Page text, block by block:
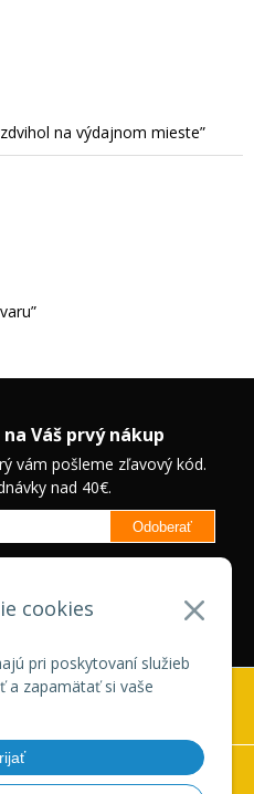
cookies
pri poskytovaní služieb
a zapamätať si vaše
na výdajnom mieste
Váš prvý nákup
vám pošleme zľavový kód.
nad 40€.
Odoberať
pre Veľkoobchodných